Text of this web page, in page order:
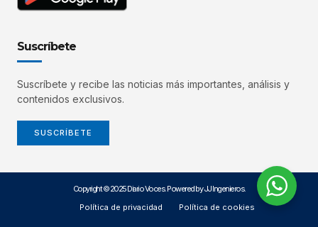
Suscríbete
Suscríbete y recibe las noticias más importantes, análisis y
contenidos exclusivos.
SUSCRÍBETE
Copyright © 2025 Diario Voces. Powered by JJ Ingenieros.
Política de privacidad
Política de cookies